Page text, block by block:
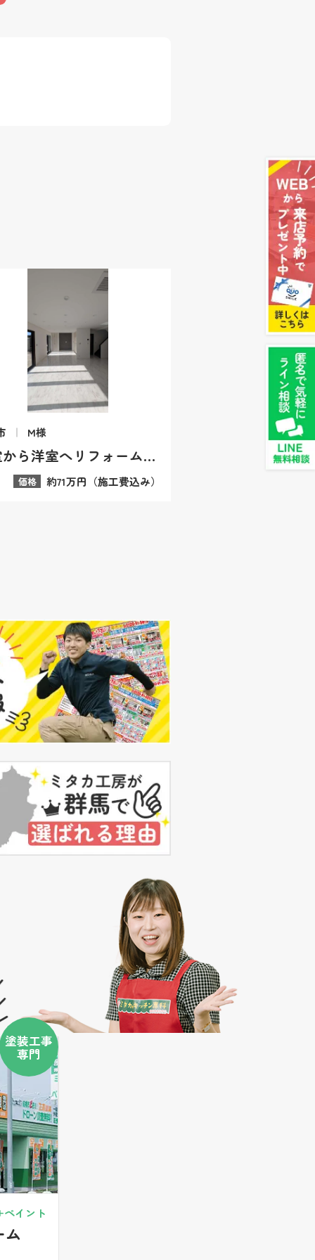
M様
和室から洋室へリフォーム｜フローリング変更の施工事例
価格 約71万円（施工費込み）
イント
ム
塗装工事
専門